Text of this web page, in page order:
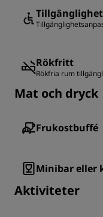
Tillgänglighet
Rökfritt
Rökfria rum
Mat och dryck
Frukostbuffé
Minibar eller
Aktiviteter